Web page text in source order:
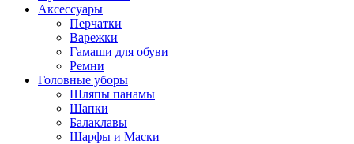
Аксессуары
Перчатки
Варежки
Гамаши для обуви
Ремни
Головные уборы
Шляпы панамы
Шапки
Балаклавы
Шарфы и Маски